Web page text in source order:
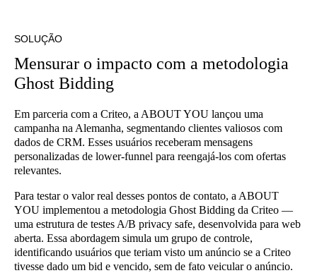
SOLUÇÃO
Mensurar o impacto com a metodologia
Ghost Bidding
Em parceria com a Criteo, a ABOUT YOU lançou uma
campanha na Alemanha, segmentando clientes valiosos com
dados de CRM. Esses usuários receberam mensagens
personalizadas de lower-funnel para reengajá-los com ofertas
relevantes.
Para testar o valor real desses pontos de contato, a ABOUT
YOU implementou a metodologia Ghost Bidding da Criteo —
uma estrutura de testes A/B privacy safe, desenvolvida para web
aberta. Essa abordagem simula um grupo de controle,
identificando usuários que teriam visto um anúncio se a Criteo
tivesse dado um bid e vencido, sem de fato veicular o anúncio.